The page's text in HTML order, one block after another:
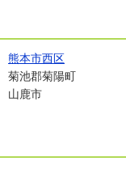
熊本市西区
菊池郡菊陽町
山鹿市